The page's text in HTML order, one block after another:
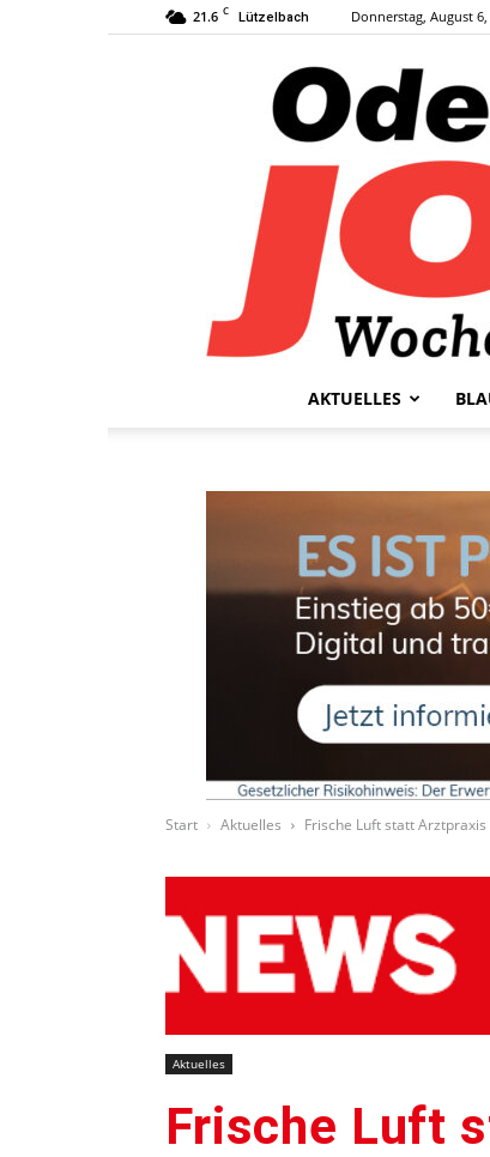
21.6 C Lützelbach Donnerstag, August 6,
AKTUELLES
Start Aktuelles Frische Luft statt Arztpraxis
Aktuelles
Frische Luft